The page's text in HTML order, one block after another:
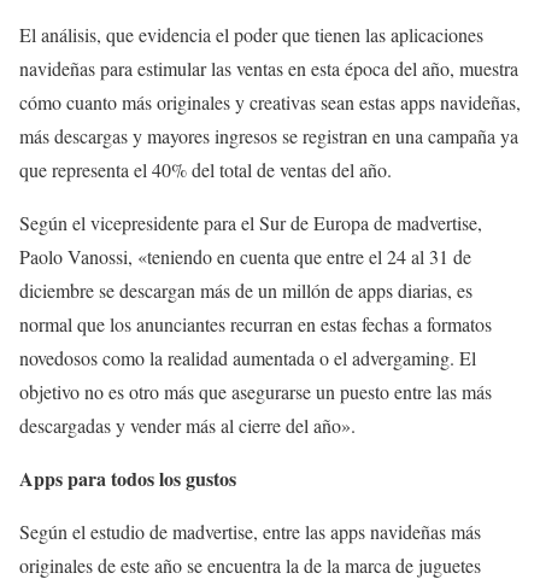
El análisis, que evidencia el poder que tienen las aplicaciones
navideñas para estimular las ventas en esta época del año, muestra
cómo cuanto más originales y creativas sean estas apps navideñas,
más descargas y mayores ingresos se registran en una campaña ya
que representa el 40% del total de ventas del año.
Según el vicepresidente para el Sur de Europa de madvertise,
Paolo Vanossi, «teniendo en cuenta que entre el 24 al 31 de
diciembre se descargan más de un millón de apps diarias, es
normal que los anunciantes recurran en estas fechas a formatos
novedosos como la realidad aumentada o el advergaming. El
objetivo no es otro más que asegurarse un puesto entre las más
descargadas y vender más al cierre del año».
Apps para todos los gustos
Según el estudio de madvertise, entre las apps navideñas más
originales de este año se encuentra la de la marca de juguetes